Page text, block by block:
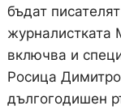
бъдат
журналистката
включва и
Росица
дългогодишен